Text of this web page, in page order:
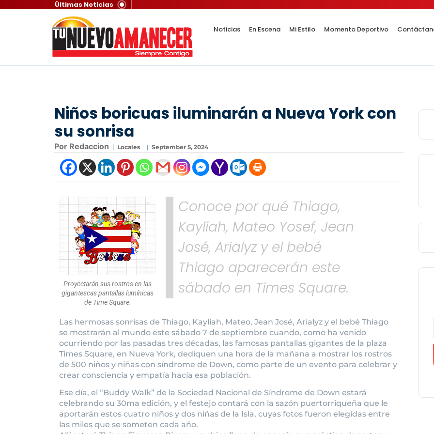
Últimas Noticias
Noticias En Escena Mi Estilo Momento Deportivo
Niños boricuas iluminarán a Nueva York con
su sonrisa
Por Redaccion Locales | September 5, 2024
Proyectarán sus rostros en las
gigantescas pantallas lumínicas
de Time Square.
Conoce por qué Thiago,
Kayliah, Mateo Yosef, Jean
José, Arialyz y el bebé
Thiago aparecerán este
sábado en Times Square.
Las hermosas sonrisas de Thiago, Kayliah, Mateo, Jean José, Arialyz y el bebé Thiago
se mostrarán al mundo este sábado 7 de septiembre cuando, como ha venido
ocurriendo por las pasadas tres décadas, las famosas pantallas gigantes de la plaza
Times Square, en Nueva York, dediquen una hora de la mañana a mostrar los rostros
de 500 niños y niñas con síndrome de Down, como parte de un evento para celebrar y
crear consciencia y empatía hacía esa población.
Ese día, el “Buddy Walk” de la Sociedad Nacional de Síndrome de Down estará
celebrando su 30ma edición, y el festejo contará con la sazón puertorriqueña que le
aportarán estos cuatro niños y dos niñas de la Isla, cuyas fotos fueron elegidas entre
las miles que se someten cada año.